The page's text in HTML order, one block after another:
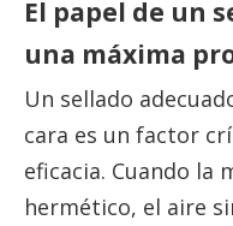
El papel de un
una máxima
Un sellado
cara es un factor
eficacia. Cuando la
hermético, el aire